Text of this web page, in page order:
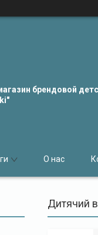
брендовой
О нас
Дитячий